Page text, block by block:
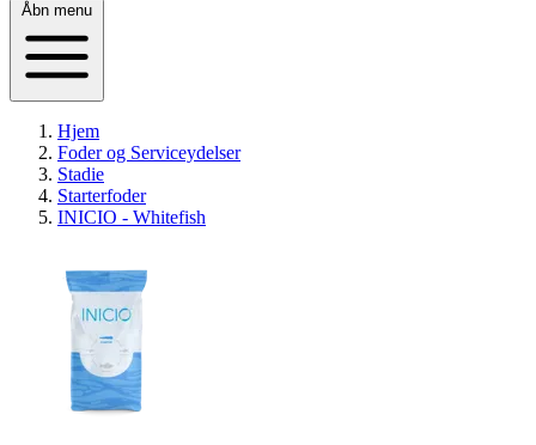
Åbn menu
Hjem
Foder og Serviceydelser
Stadie
Starterfoder
INICIO - Whitefish